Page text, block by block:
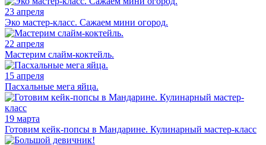
23 апреля
Эко мастер-класс. Сажаем мини огород.
22 апреля
Мастерим слайм-коктейль.
15 апреля
Пасхальные мега яйца.
19 марта
Готовим кейк-попсы в Мандарине. Кулинарный мастер-класс